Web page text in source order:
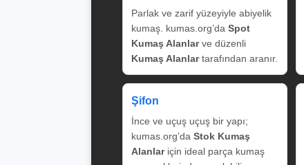
Parlak ve zarif yüzeyiyle abiyelik
kumaş. kumas.org’da Spot
Kumaş Alanlarve düzenli
Kumaş Alanlartarafından aranır.
Şifon
İnce ve uçuş uçuş bir yapı;
kumas.org’da Stok Kumaş
Alanlariçin ideal parça kumaş